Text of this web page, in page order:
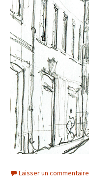
Laisser un commentaire